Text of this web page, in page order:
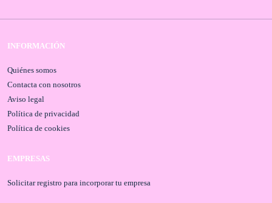
INFORMACIÓN
Quiénes somos
Contacta con nosotros
Aviso legal
Política de privacidad
Política de cookies
EMPRESAS
Solicitar registro para incorporar tu empresa